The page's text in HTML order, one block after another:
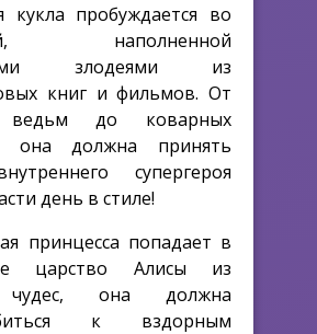
кукла пробуждается во
наполненной
злодеями из
книг и фильмов. От
ведьм до коварных
она должна принять
супергероя
день в стиле!
принцесса попадает в
царство Алисы из
она должна
к вздорным